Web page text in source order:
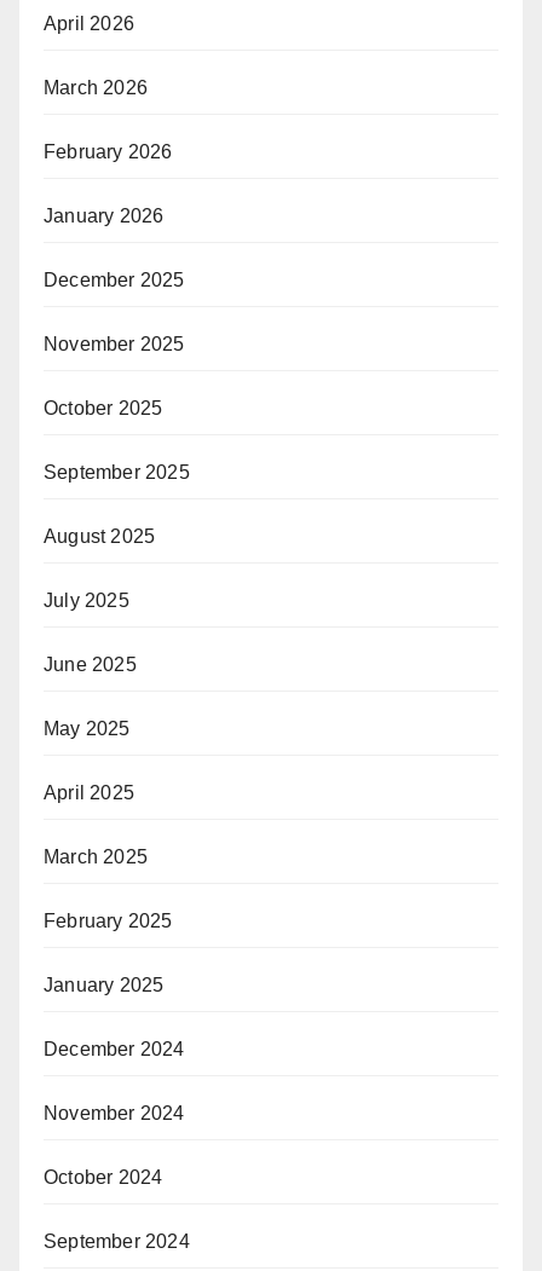
April 2026
March 2026
February 2026
January 2026
December 2025
November 2025
October 2025
September 2025
August 2025
July 2025
June 2025
May 2025
April 2025
March 2025
February 2025
January 2025
December 2024
November 2024
October 2024
September 2024